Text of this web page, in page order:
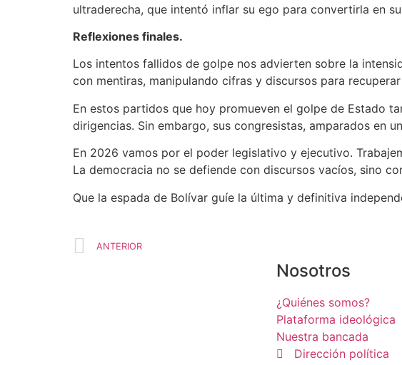
ultraderecha, que intentó inflar su ego para convertirla en
Reflexiones finales.
Los intentos fallidos de golpe nos advierten sobre la
con mentiras, manipulando cifras y discursos para
En estos partidos que hoy promueven el golpe de Estado
dirigencias. Sin embargo, sus congresistas, amparados en
En 2026 vamos por el poder legislativo y ejecutivo.
La democracia no se defiende con discursos vacíos, sino
Que la espada de Bolívar guíe la última y definitiva
ANTERIOR
Nosotros
¿Quiénes somos?
Plataforma ideológica
Nuestra bancada
Dirección política